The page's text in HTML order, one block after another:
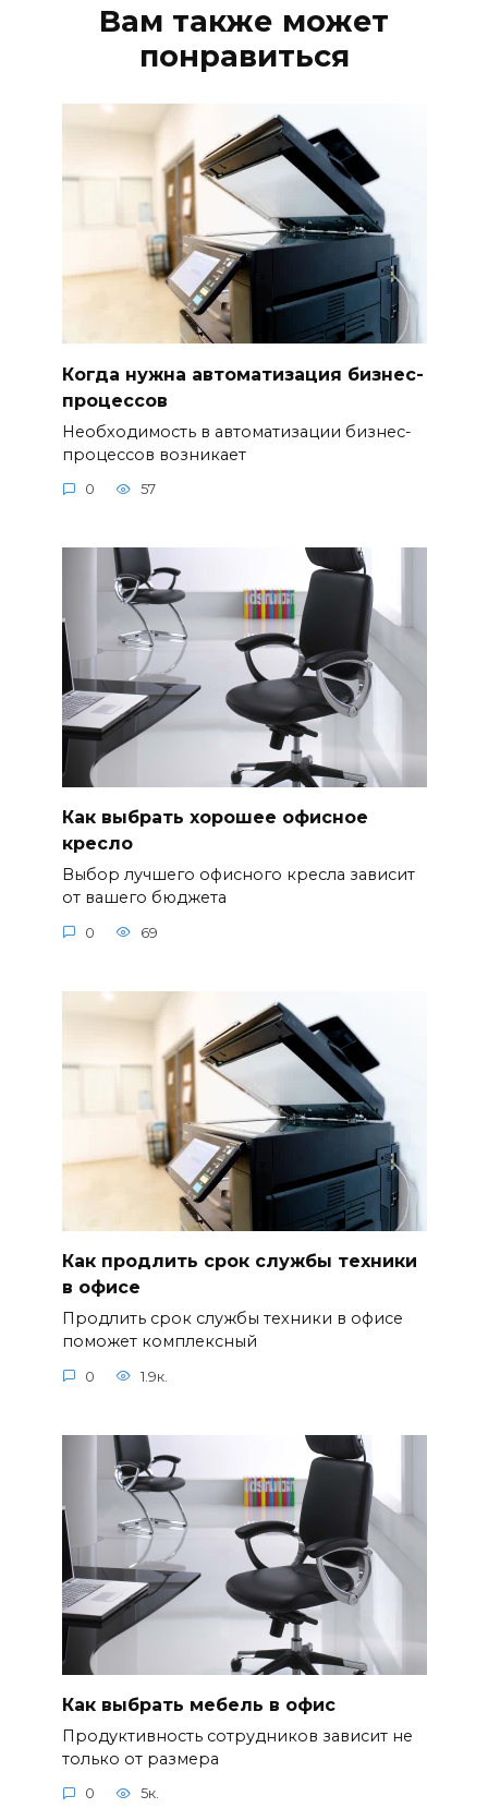
Вам также может
понравиться
Когда нужна автоматизация бизнес-
процессов
Необходимость в автоматизации бизнес-
процессов возникает
0 57
Как выбрать хорошее офисное
кресло
Выбор лучшего офисного кресла зависит
от вашего бюджета
0 69
Как продлить срок службы техники
в офисе
Продлить срок службы техники в офисе
поможет комплексный
0 1.9к.
Как выбрать мебель в офис
Продуктивность сотрудников зависит не
только от размера
0 5к.